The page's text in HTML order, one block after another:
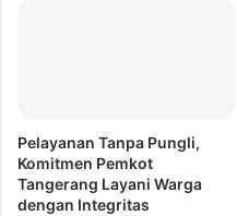
Pelayanan Tanpa Pungli,
Komitmen Pemkot
Tangerang Layani Warga
dengan Integritas